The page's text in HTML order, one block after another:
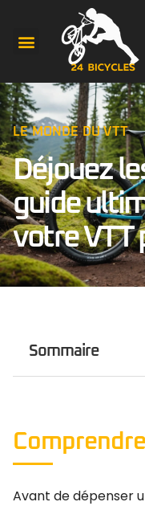
LE MONDE DU VTT
Déjouez
guide
votre VTT
Sommaire
Avant de dépenser